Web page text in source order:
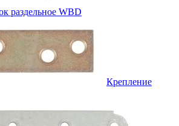
раздельное WBD
Крепление